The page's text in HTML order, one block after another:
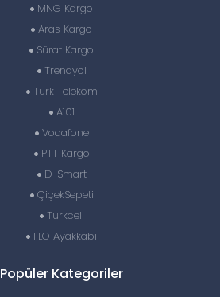
MNG Kargo
Aras Kargo
Sürat Kargo
Trendyol
Türk Telekom
A101
Vodafone
PTT Kargo
D-Smart
ÇiçekSepeti
Turkcell
FLO Ayakkabı
Popüler Kategoriler